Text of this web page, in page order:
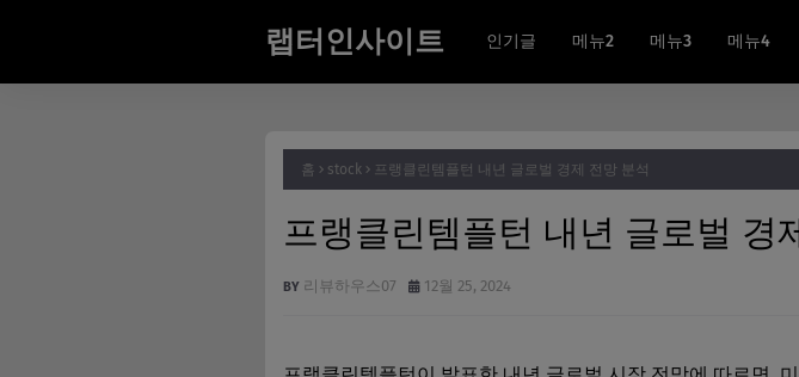
랩터인사이트 인기글 메뉴2 메뉴3 메뉴4
홈 stock 프랭클린템플턴 내년 글로벌 경제 전망 분석
프랭클린템플턴 내년 글로벌 경
리뷰하우스07 12월 25, 2024